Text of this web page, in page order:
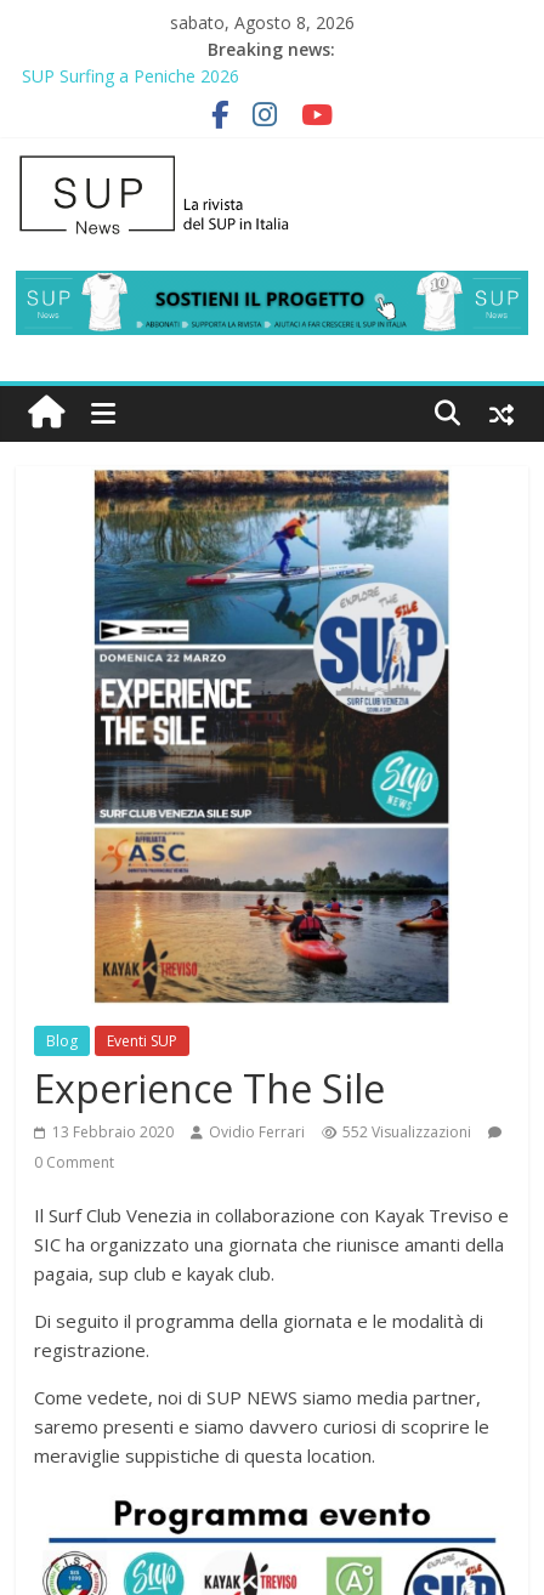
sabato, Agosto 8, 2026
Breaking news:
SUP Surfing a Peniche 2026
AirSUP a Gallico: prima storica gara per Reggio Calabria
Gallico Paddle Fest 2026: sul lungomare di Gallico torna la festa
del SUP
Porto Selvaggio, a lezione di soccorso con la giornata della
prevenzione
2° Urban Sup Trophy: la regata solidale per lo IOR
Blog Eventi SUP
Experience The Sile
13 Febbraio 2020 Ovidio Ferrari
552 Visualizzazioni
0 Comment
Il Surf Club Venezia in collaborazione con Kayak Treviso e
SIC ha organizzato una giornata che riunisce amanti della
pagaia, sup club e kayak club.
Di seguito il programma della giornata e le modalità di
registrazione.
Come vedete, noi di SUP NEWS siamo media partner,
saremo presenti e siamo davvero curiosi di scoprire le
meraviglie suppistiche di questa location.